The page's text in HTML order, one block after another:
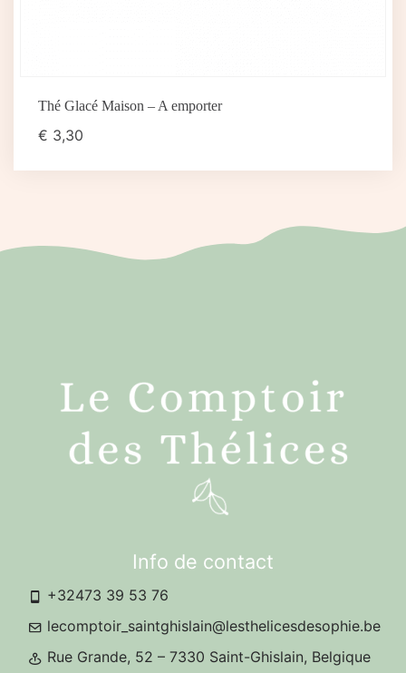
Thé Glacé Maison – A emporter
€ 3,30
Info de contact
+32473 39 53 76
lecomptoir_saintghislain@lesthelicesdesophie.be
Rue Grande, 52 – 7330 Saint-Ghislain, Belgique